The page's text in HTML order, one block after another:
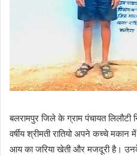
बलरामपुर जिले के ग्राम पंचायत लिलौटी
वर्षीय श्रीमती रातियो अपने कच्चे
आय का जरिया खेती और मजदूरी है। उनके